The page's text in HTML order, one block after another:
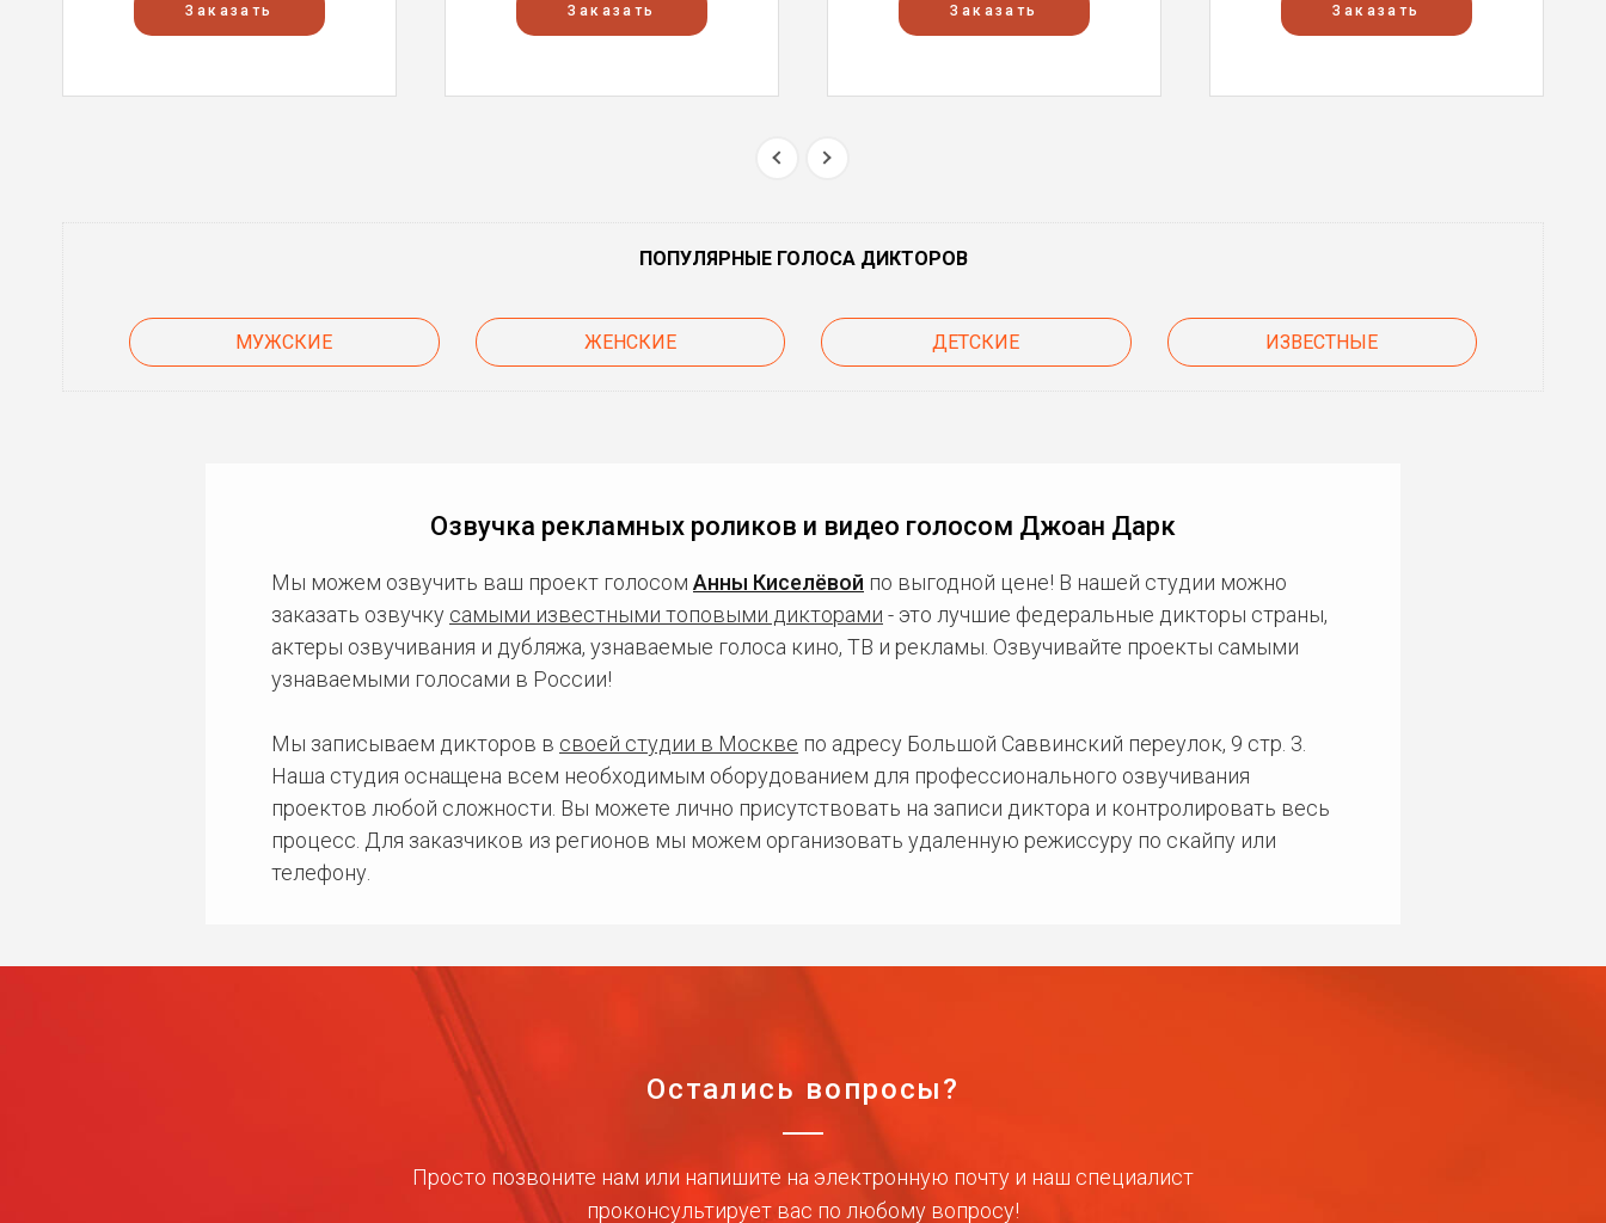
Заказать Заказать Заказать Заказать
ПОПУЛЯРНЫЕ ГОЛОСА ДИКТОРОВ
МУЖСКИЕ ЖЕНСКИЕ ДЕТСКИЕ ИЗВЕСТНЫЕ
Озвучка рекламных роликов и видео голосом Джоан Дарк
Мы можем озвучить ваш проект голосом Анны Киселёвой по выгодной цене! В нашей студии можно
заказать озвучку самыми известными топовыми дикторами - это лучшие федеральные дикторы страны,
актеры озвучивания и дубляжа, узнаваемые голоса кино, ТВ и рекламы. Озвучивайте проекты самыми
узнаваемыми голосами в России!
Мы записываем дикторов в своей студии в Москве по адресу Большой Саввинский переулок, 9 стр. 3.
Наша студия оснащена всем необходимым оборудованием для профессионального озвучивания
проектов любой сложности. Вы можете лично присутствовать на записи диктора и контролировать весь
процесс. Для заказчиков из регионов мы можем организовать удаленную режиссуру по скайпу или
телефону.
Остались вопросы?
Просто позвоните нам или напишите на электронную почту и наш специалист
проконсультирует вас по любому вопросу!